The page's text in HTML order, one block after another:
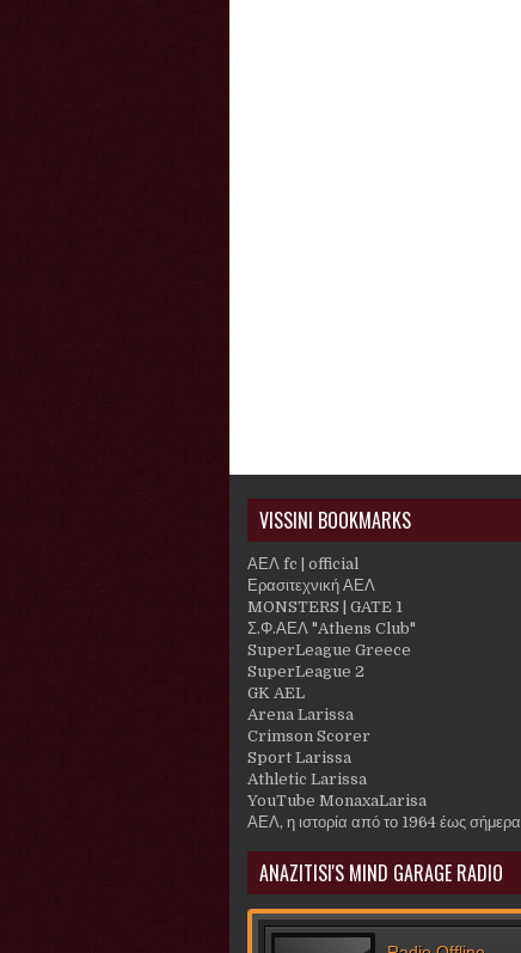
VISSINI BOOKMARKS
ΑΕΛ fc | official
Ερασιτεχνική ΑΕΛ
MONSTERS | GATE 1
Σ.Φ.ΑΕΛ "Athens Club"
SuperLeague Greece
SuperLeague 2
GK AEL
Arena Larissa
Crimson Scorer
Sport Larissa
Athletic Larissa
YouTube MonaxaLarisa
ΑΕΛ, η ιστορία από το 1964 έως σήμερα
ANAZITISI'S MIND GARAGE RADIO